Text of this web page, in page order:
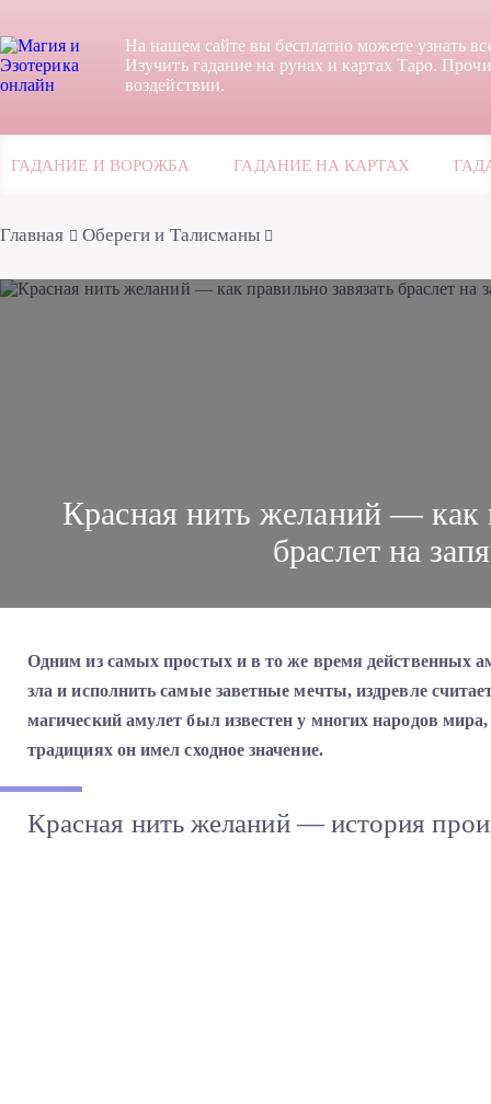
На нашем сайте вы бесплатно можете узнать
Изучить гадание на рунах и картах Таро.
воздействии.
ГАДАНИЕ И ВОРОЖБА ГАДАНИЕ НА КАРТАХ
Главная Обереги и Талисманы
Красная нить желаний — как
браслет на
Одним из самых простых и в то же время действенных
зла и исполнить самые заветные мечты, издревле
магический амулет был известен у многих народов
традициях он имел сходное значение.
Красная нить желаний — история